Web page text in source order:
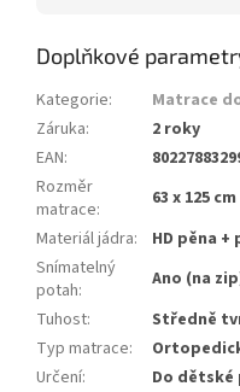
Doplňkové
Kategorie:
Matrace
Záruka:
2 roky
EAN:
Rozměr
matrace:
63 x 125 cm
Materiál jádra:
HD pěna
Snímatelný
potah:
Ano (na
Tuhost:
Středně
Typ matrace:
Určení:
Do